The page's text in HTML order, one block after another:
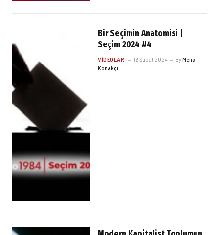
Bir Seçimin Anatomisi |
Seçim 2024 #4
VIDEOLAR 16 Şubat 2024 ByMelis
Konakçı